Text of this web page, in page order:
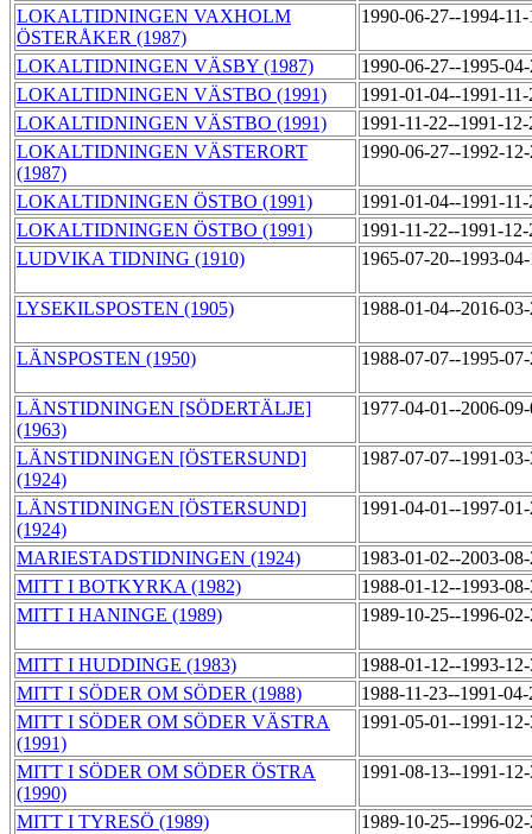
LOKALTIDNINGEN VAXHOLM
ÖSTERÅKER (1987)
1990-06-27--1994-
LOKALTIDNINGEN VÄSBY (1987)
1990-06-27--1995-
LOKALTIDNINGEN VÄSTBO (1991)
1991-01-04--1991-
LOKALTIDNINGEN VÄSTBO (1991)
1991-11-22--1991-
LOKALTIDNINGEN VÄSTERORT
(1987)
1990-06-27--1992-
LOKALTIDNINGEN ÖSTBO (1991)
1991-01-04--1991-
LOKALTIDNINGEN ÖSTBO (1991)
1991-11-22--1991-
LUDVIKA TIDNING (1910)
1965-07-20--1993-
LYSEKILSPOSTEN (1905) 1988-01-04--2016-
LÄNSPOSTEN (1950) 1988-07-07--1995-
LÄNSTIDNINGEN [SÖDERTÄLJE]
(1963)
1977-04-01--2006-
LÄNSTIDNINGEN [ÖSTERSUND]
(1924)
1987-07-07--1991-
LÄNSTIDNINGEN [ÖSTERSUND]
(1924)
1991-04-01--1997-
MARIESTADSTIDNINGEN (1924)
1983-01-02--2003-
MITT I BOTKYRKA (1982)
1988-01-12--1993-
MITT I HANINGE (1989)
1989-10-25--1996-
MITT I HUDDINGE (1983)
1988-01-12--1993-
MITT I SÖDER OM SÖDER (1988)
1988-11-23--1991-
MITT I SÖDER OM SÖDER VÄSTRA
(1991)
1991-05-01--1991-
MITT I SÖDER OM SÖDER ÖSTRA
(1990)
1991-08-13--1991-
MITT I TYRESÖ (1989) 1989-10-25--1996-